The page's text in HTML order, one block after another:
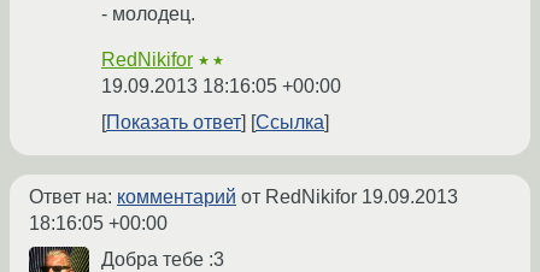
- молодец.
RedNikifor ★★
19.09.2013 18:16:05 +00:00
Показать ответ
Ссылка
Ответ на: комментарий от RedNikifor 19.09.2013
18:16:05 +00:00
Добра тебе :3